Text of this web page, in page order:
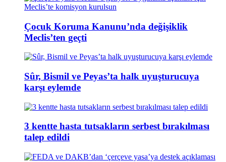
Çocuk Koruma Kanunu’nda değişiklik
Meclis’ten geçti
Sûr, Bismil ve Peyas’ta halk uyuşturucuya
karşı eylemde
3 kentte hasta tutsakların serbest bırakılması
talep edildi